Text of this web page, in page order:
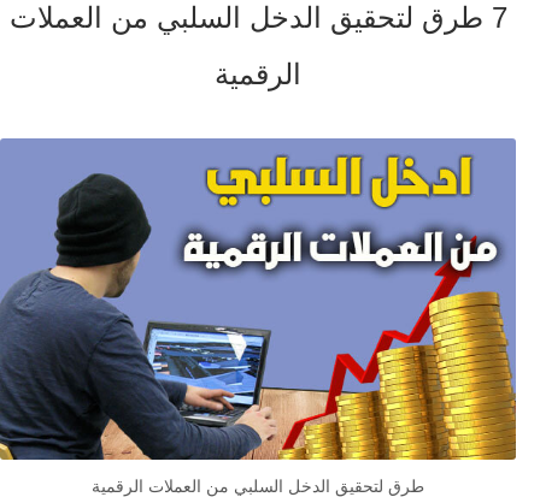
7 طرق لتحقيق الدخل السلبي من العملات
الرقمية
طرق لتحقيق الدخل السلبي من العملات الرقمية